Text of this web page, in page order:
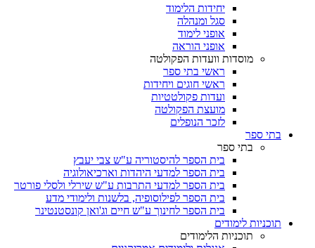
יחידות הלימוד
סגל ומנהלה
אופני לימוד
אופני הוראה
מוסדות וועדות הפקולטה
ראשי בתי ספר
ראשי חוגים ויחידות
ועדות פקולטטיות
מועצת הפקולטה
לזכר הנופלים
בתי ספר
בתי ספר
בית הספר להיסטוריה ע"ש צבי יעבץ
בית הספר למדעי היהדות וארכיאולוגיה
בית הספר למדעי התרבות ע"ש שירלי ולסלי פורטר
בית הספר לפילוסופיה, בלשנות ולימודי מדע
בית הספר לחינוך ע"ש חיים וג'ואן קונסטנטינר
תוכניות לימודים
תוכניות הלימודים